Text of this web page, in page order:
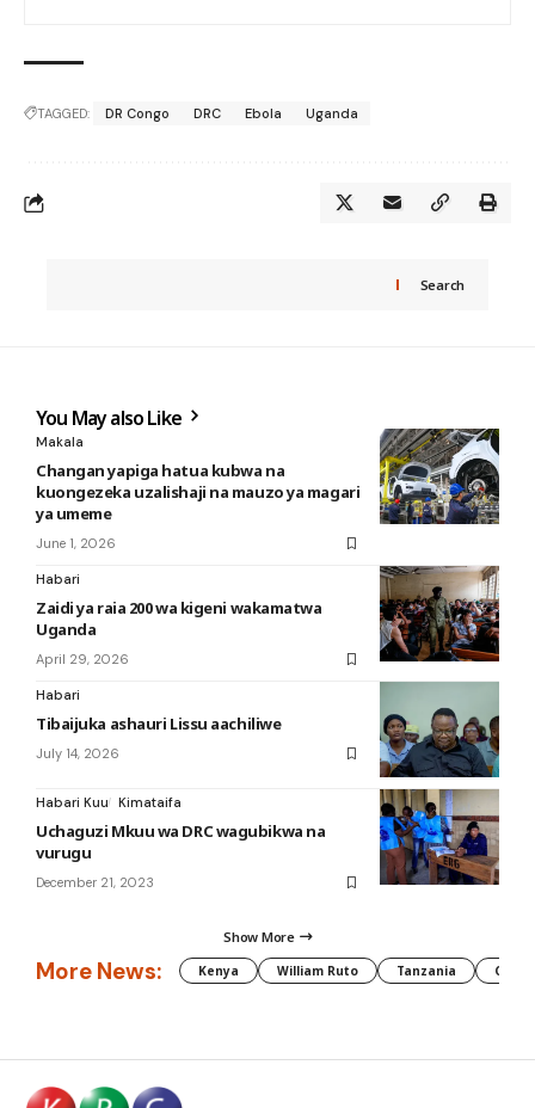
TAGGED: DR Congo DRC Ebola Uganda
Search
You May also Like
Makala
Changan yapiga hatua kubwa na
kuongezeka uzalishaji na mauzo ya magari
ya umeme
June 1, 2026
Habari
Zaidi ya raia 200 wa kigeni wakamatwa
Uganda
April 29, 2026
Habari
Tibaijuka ashauri Lissu aachiliwe
July 14, 2026
Habari Kuu Kimataifa
Uchaguzi Mkuu wa DRC wagubikwa na
vurugu
December 21, 2023
Show More
More News: Kenya William Ruto Tanzania CAF